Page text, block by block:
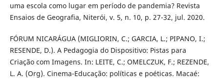
uma escola como lugar em período de pandemia? Revista
Ensaios de Geografia, Niterói, v. 5, n. 10, p. 27-32, jul. 2020.
FÓRUM NICARÁGUA (MIGLIORIN, C.; GARCIA, L.; PIPANO, I.;
RESENDE, D.). A Pedagogia do Dispositivo: Pistas para
Criação com Imagens. In: LEITE, C.; OMELCZUK, F.; REZENDE,
L. A. (Org). Cinema-Educação: políticas e poéticas. Macaé: